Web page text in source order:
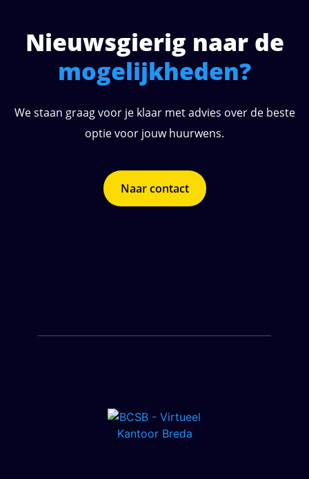
Nieuwsgierig naar de
mogelijkheden?
We staan graag voor je klaar met advies over de beste
optie voor jouw huurwens.
Naar contact